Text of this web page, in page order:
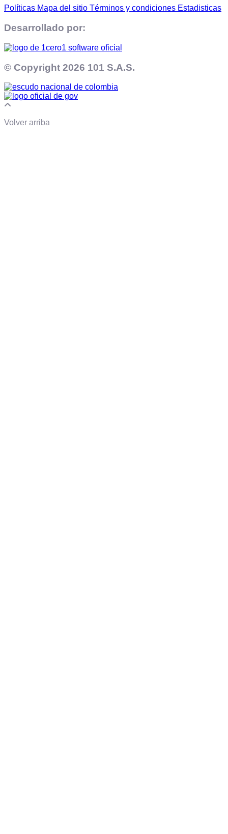
Políticas Mapa del sitio Términos y condiciones Estadisticas
Desarrollado por:
© Copyright 2026 101 S.A.S.
Volver arriba